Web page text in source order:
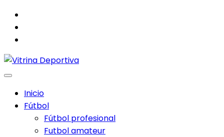
Inicio
Fútbol
Fútbol profesional
Futbol amateur